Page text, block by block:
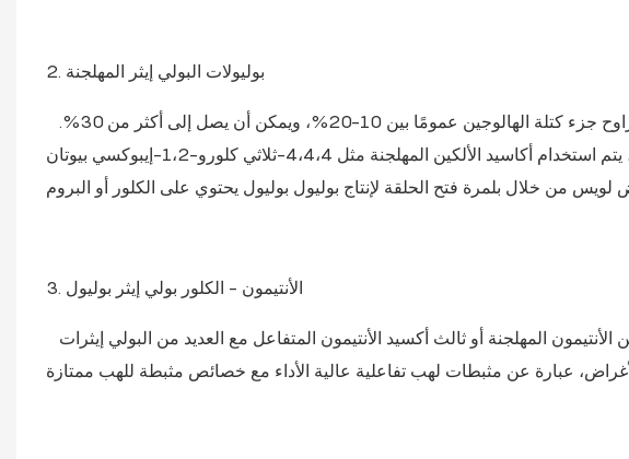
بشكل شائع، يتم استخدام أكاسيد الألكين المهلجنة مثل 4،4،4-ثلاثي كلورو-1،2-إيبوكسي بيوتان (TCBO) أو 4،4،4-تريبرومو-1،2-إيبوكسي
3. الأنتيمون - الكلور بولي إيثر بوليول